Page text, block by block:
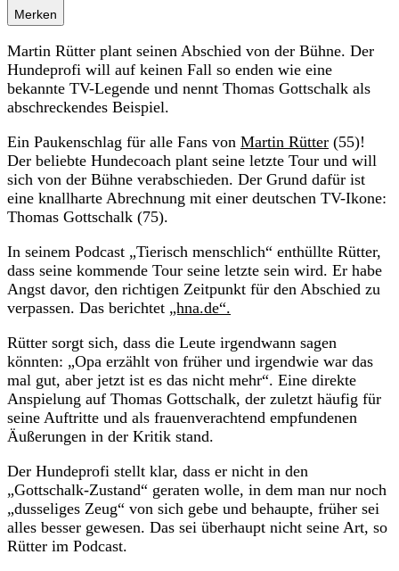
Merken
Martin Rütter plant seinen Abschied von der Bühne. Der
Hundeprofi will auf keinen Fall so enden wie eine
bekannte TV-Legende und nennt Thomas Gottschalk als
abschreckendes Beispiel.
Ein Paukenschlag für alle Fans von Martin Rütter (55)!
Der beliebte Hundecoach plant seine letzte Tour und will
sich von der Bühne verabschieden. Der Grund dafür ist
eine knallharte Abrechnung mit einer deutschen TV-Ikone:
Thomas Gottschalk (75).
In seinem Podcast „Tierisch menschlich“ enthüllte Rütter,
dass seine kommende Tour seine letzte sein wird. Er habe
Angst davor, den richtigen Zeitpunkt für den Abschied zu
verpassen. Das berichtet „hna.de“.
Rütter sorgt sich, dass die Leute irgendwann sagen
könnten: „Opa erzählt von früher und irgendwie war das
mal gut, aber jetzt ist es das nicht mehr“. Eine direkte
Anspielung auf Thomas Gottschalk, der zuletzt häufig für
seine Auftritte und als frauenverachtend empfundenen
Äußerungen in der Kritik stand.
Der Hundeprofi stellt klar, dass er nicht in den
„Gottschalk-Zustand“ geraten wolle, in dem man nur noch
„dusseliges Zeug“ von sich gebe und behaupte, früher sei
alles besser gewesen. Das sei überhaupt nicht seine Art, so
Rütter im Podcast.